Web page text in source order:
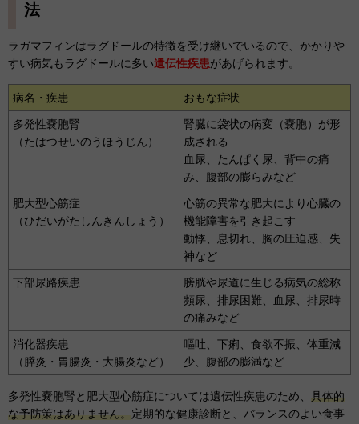
法
ラガマフィンはラグドールの特徴を受け継いでいるので、かかりや
すい病気もラグドールに多い遺伝性疾患があげられます。
病名・疾患 おもな症状
多発性嚢胞腎
（たはつせいのうほうじん）
腎臓に袋状の病変（嚢胞）が形
成される
血尿、たんぱく尿、背中の痛
み、腹部の膨らみなど
肥大型心筋症
（ひだいがたしんきんしょう）
心筋の異常な肥大により心臓の
機能障害を引き起こす
動悸、息切れ、胸の圧迫感、失
神など
下部尿路疾患
膀胱や尿道に生じる病気の総称
頻尿、排尿困難、血尿、排尿時
の痛みなど
消化器疾患
（膵炎・胃腸炎・大腸炎など）
嘔吐、下痢、食欲不振、体重減
少、腹部の膨満など
多発性嚢胞腎と肥大型心筋症については遺伝性疾患のため、 具体的
な予防策はありません。定期的な健康診断と、バランスのよい食事